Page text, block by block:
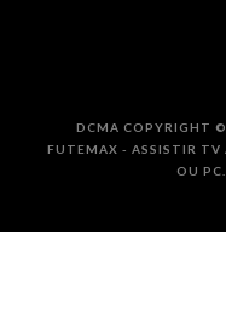
DCMA COPYRIGHT
FUTEMAX - ASSISTIR TV
OU